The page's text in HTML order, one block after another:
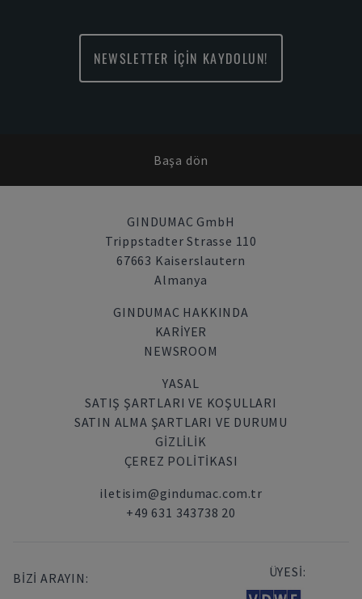
NEWSLETTER İÇİN KAYDOLUN!
Başa dön
GINDUMAC GmbH
Trippstadter Strasse 110
67663 Kaiserslautern
Almanya
GINDUMAC HAKKINDA
KARIYER
NEWSROOM
YASAL
SATIŞ ŞARTLARI VE KOŞULLARI
SATIN ALMA ŞARTLARI VE DURUMU
GİZLİLİK
ÇEREZ POLITIKASI
iletisim@gindumac.com.tr
+49 631 343738 20
BİZİ ARAYIN: ÜYESİ: